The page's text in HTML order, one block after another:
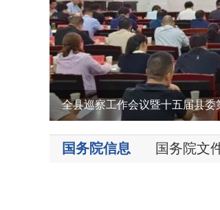
马军到五河县调研重点在建项目
null
国务院信息 国务院文